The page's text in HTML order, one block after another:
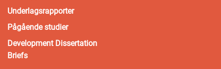
Underlagsrapporter
Pågående studier
Development Dissertation
Briefs